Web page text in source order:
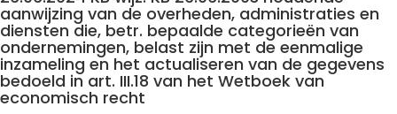
aanwijzing van de overheden, administraties en
diensten die, betr. bepaalde categorieën van
ondernemingen, belast zijn met de eenmalige
inzameling en het actualiseren van de gegevens
bedoeld in art. III.18 van het Wetboek van
economisch recht